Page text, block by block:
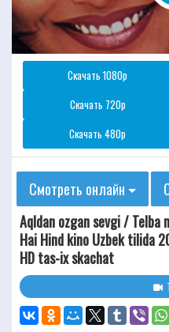
Скачать 1080p
Скачать 720p
Скачать 480p
Смотреть онлайн
Aqldan ozgan sevgi / Telba
Hai Hind kino Uzbek tilida
HD tas-ix skachat